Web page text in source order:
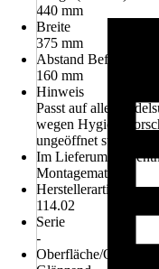
440 mm
Breite
375 mm
Abstand
160 mm
Hinweis
Passt auf alle
wegen
ungeöffnet stattfinden.
Im Lieferumfang
Montagematerial
114.02
Serie
-
Oberfläche/